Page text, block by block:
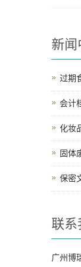
新闻
过期
会计
化妆
固体
保密
联系
广州博